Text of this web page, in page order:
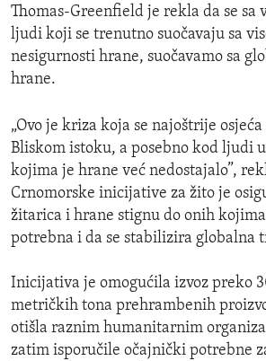
Thomas-Greenfield je rekla da se sa
ljudi koji se trenutno suočavaju sa
nesigurnosti hrane, suočavamo sa
hrane.
„Ovo je kriza koja se najoštrije
Bliskom istoku, a posebno kod ljudi
kojima je hrane već nedostajalo”,
Crnomorske inicijative za žito je
žitarica i hrane stignu do onih
potrebna i da se stabilizira globalna
Inicijativa je omogućila izvoz preko
metričkih tona prehrambenih
otišla raznim humanitarnim
zatim isporučile očajnički potrebne